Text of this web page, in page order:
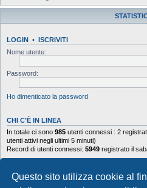
Questo sito utilizza cookie al
LOGIN • ISCRIVITI
Nome utente:
Password:
Ho dimenticato la password
CHI C’È IN LINEA
In totale ci sono 985 utenti connessi : 2
utenti attivi negli ultimi 5 minuti)
Record di utenti connessi: 5949 registrato il
Totale messaggi103644• Totale argomenti